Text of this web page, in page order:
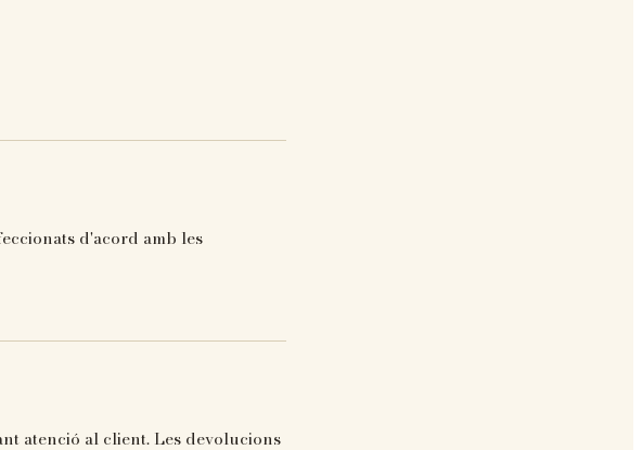
d'acord amb les
atenció al client. Les devolucions